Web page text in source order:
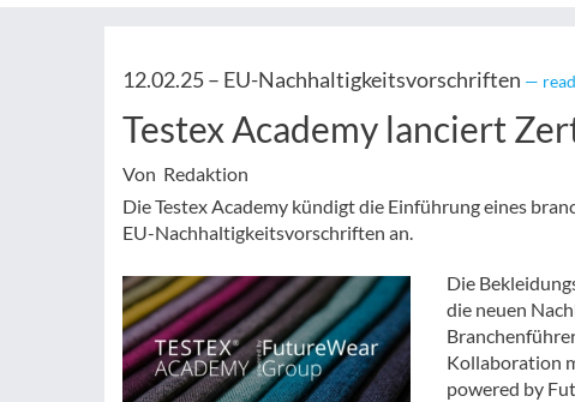
12.02.25 – EU-Nachhaltigkeitsvorschriften —
Testex Academy lanciert
Von Redaktion
Die Testex Academy kündigt die Einführung eines
EU-Nachhaltigkeitsvorschriften an.
Die
die neuen
Kollaboration
powered by